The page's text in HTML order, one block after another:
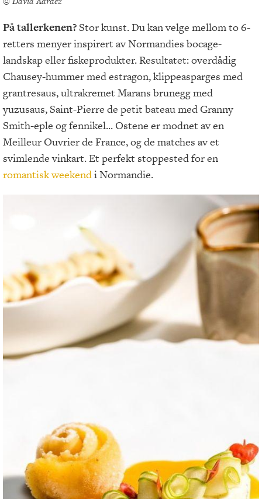
På tallerkenen?Stor kunst. Du kan velge mellom to 6-
retters menyer inspirert av Normandies bocage-
landskap eller fiskeprodukter. Resultatet: overdådig
Chausey-hummer med estragon, klippeasparges med
grantresaus, ultrakremet Marans brunegg med
yuzusaus, Saint-Pierre de petit bateau med Granny
Smith-eple og fennikel... Ostene er modnet av en
Meilleur Ouvrier de France, og de matches av et
svimlende vinkart. Et perfekt stoppested for en
romantisk weekendi Normandie.